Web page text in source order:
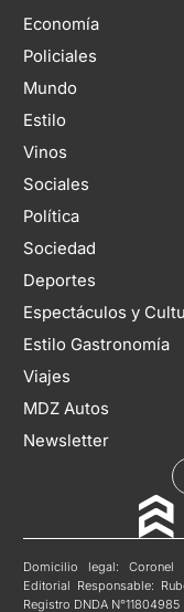
Economía
Policiales
Mundo
Estilo
Vinos
Sociales
Política
Sociedad
Deportes
Espectáculos y
Estilo Gastronomía
Viajes
MDZ Autos
Newsletter
Domicilio legal: Coronel
Editorial Responsable:
Registro DNDA